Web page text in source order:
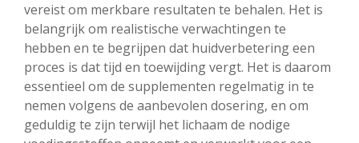
vereist om merkbare resultaten te behalen. Het is
belangrijk om realistische verwachtingen te
hebben en te begrijpen dat huidverbetering een
proces is dat tijd en toewijding vergt. Het is daarom
essentieel om de supplementen regelmatig in te
nemen volgens de aanbevolen dosering, en om
geduldig te zijn terwijl het lichaam de nodige